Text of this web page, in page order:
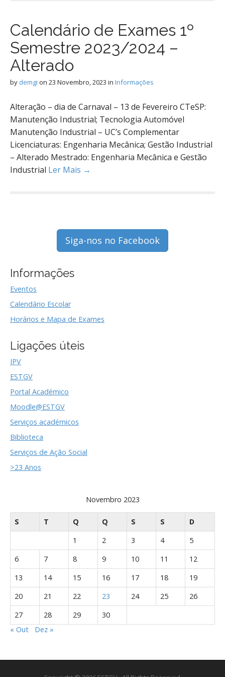
Calendário de Exames 1º
Semestre 2023/2024 –
Alterado
by demgi on 23 Novembro, 2023 in Informações
Alteração – dia de Carnaval – 13 de Fevereiro CTeSP:
Manutenção Industrial; Tecnologia Automóvel
Manutenção Industrial – UC’s Complementar
Licenciaturas: Engenharia Mecânica; Gestão Industrial
– Alterado Mestrado: Engenharia Mecânica e Gestão
Industrial Ler Mais →
Siga-nos no Facebook
Informações
Eventos
Calendário Escolar
Horários e Mapa de Exames
Ligações úteis
IPV
ESTGV
Portal Académico
Moodle@ESTGV
Serviços académicos
Biblioteca
Serviços de Ação Social
>23 Anos
Novembro 2023
S T Q Q S S
D
1
2 3 4
5
6
7 8 9 10 11
12
13
14 15 16 17 18
19
20
21 22 23 24 25
26
27
28 29
30
« Out
Dez »